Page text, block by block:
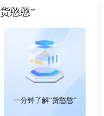
憨憨”
一分钟了解“货憨憨”